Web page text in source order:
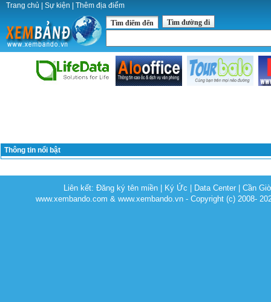
Trang chủ Sự kiện Thêm địa điểm
Tìm điểm đến Tìm đường đi
Thông tin nổi bật
Liên kết:Đăng ký tên miền Ký Ức Data Center |Cần
www.xembando.com & www.xembando.vn - Copyright (c) 2008-